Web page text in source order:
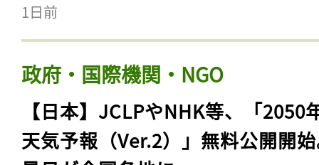
1日前
政府・国際機関・NGO
【日本】JCLPやNHK等、「2050
天気予報（Ver.2）」無料公開開